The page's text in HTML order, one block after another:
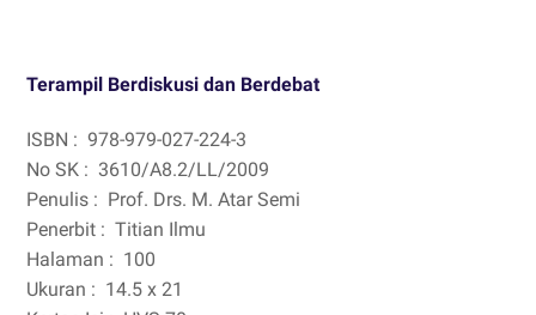
Terampil Berdiskusi dan Berdebat
ISBN : 978-979-027-224-3
No SK : 3610/A8.2/LL/2009
Penulis : Prof. Drs. M. Atar Semi
Penerbit : Titian Ilmu
Halaman : 100
Ukuran : 14.5 x 21